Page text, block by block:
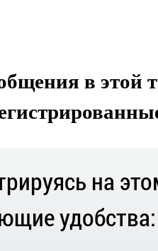
в этой
на
удобства: